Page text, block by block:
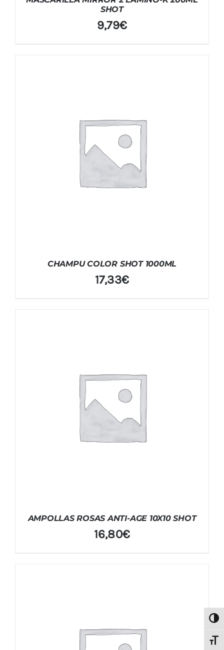
SHOT
9,79€
CHAMPU COLOR SHOT 1000ML
17,33€
AMPOLLAS ROSAS ANTI-AGE 10X10 SHOT
16,80€